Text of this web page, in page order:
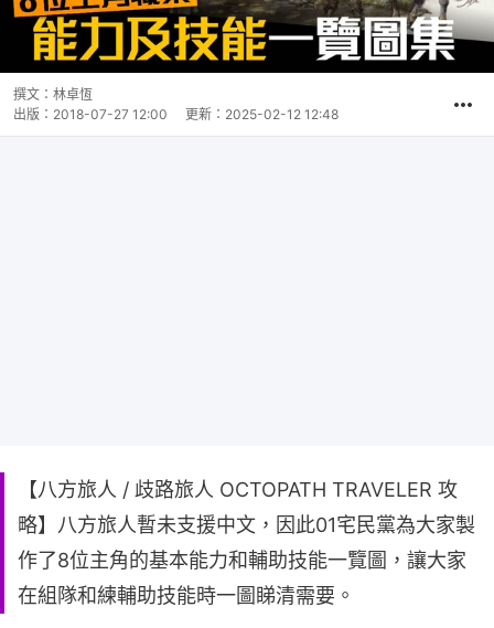
撰文： 林卓恆
出版： 2018-07-27 12:00 更新： 2025-02-12 12:48
【八方旅人 / 歧路旅人 OCTOPATH TRAVELER 攻
略】八方旅人暫未支援中文，因此01宅民黨為大家製
作了8位主角的基本能力和輔助技能一覽圖，讓大家
在組隊和練輔助技能時一圖睇清需要。